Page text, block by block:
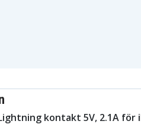
kontakt 5V, 2.1A för